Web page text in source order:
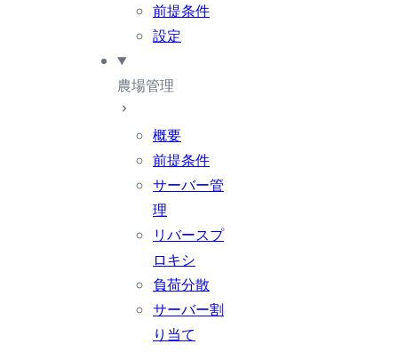
前提条件
設定
農場管理
概要
前提条件
サーバー管
理
リバースプ
ロキシ
負荷分散
サーバー割
り当て